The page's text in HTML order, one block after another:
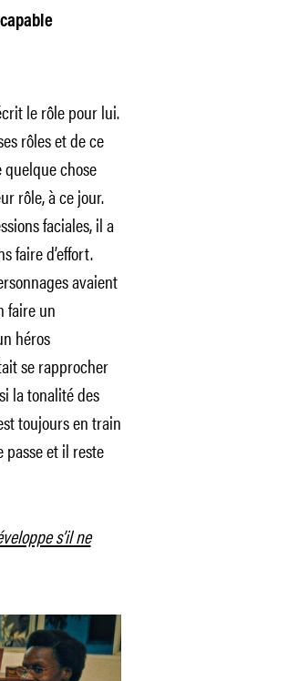
le rôle pour lui.
rôles et de ce
quelque chose
rôle, à ce jour.
faciales, il a
faire d’effort.
avaient
faire un
héros
se rapprocher
la tonalité des
toujours en train
et il reste
s’il ne